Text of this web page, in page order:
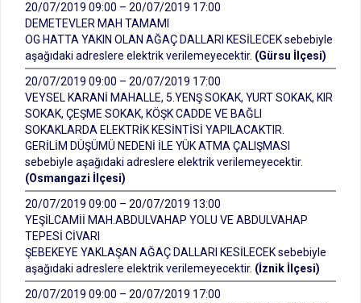
20/07/2019 09:00 – 20/07/2019 17:00
DEMETEVLER MAH TAMAMI
OG HATTA YAKIN OLAN AĞAÇ DALLARI KESİLECEK sebebiyle
aşağıdaki adreslere elektrik verilemeyecektir. (Gürsu İlçesi)
20/07/2019 09:00 – 20/07/2019 17:00
VEYSEL KARANİ MAHALLE, 5.YENŞ SOKAK, YURT SOKAK, KIR
SOKAK, ÇEŞME SOKAK, KÖŞK CADDE VE BAĞLI
SOKAKLARDA ELEKTRİK KESİNTİSİ YAPILACAKTIR.
GERİLİM DÜŞÜMÜ NEDENİ İLE YÜK ATMA ÇALIŞMASI
sebebiyle aşağıdaki adreslere elektrik verilemeyecektir.
(Osmangazi İlçesi)
20/07/2019 09:00 – 20/07/2019 13:00
YEŞİLCAMİİ MAH.ABDULVAHAP YOLU VE ABDULVAHAP
TEPESİ CİVARI
ŞEBEKEYE YAKLAŞAN AĞAÇ DALLARI KESİLECEK sebebiyle
aşağıdaki adreslere elektrik verilemeyecektir. (İznik İlçesi)
20/07/2019 09:00 – 20/07/2019 17:00